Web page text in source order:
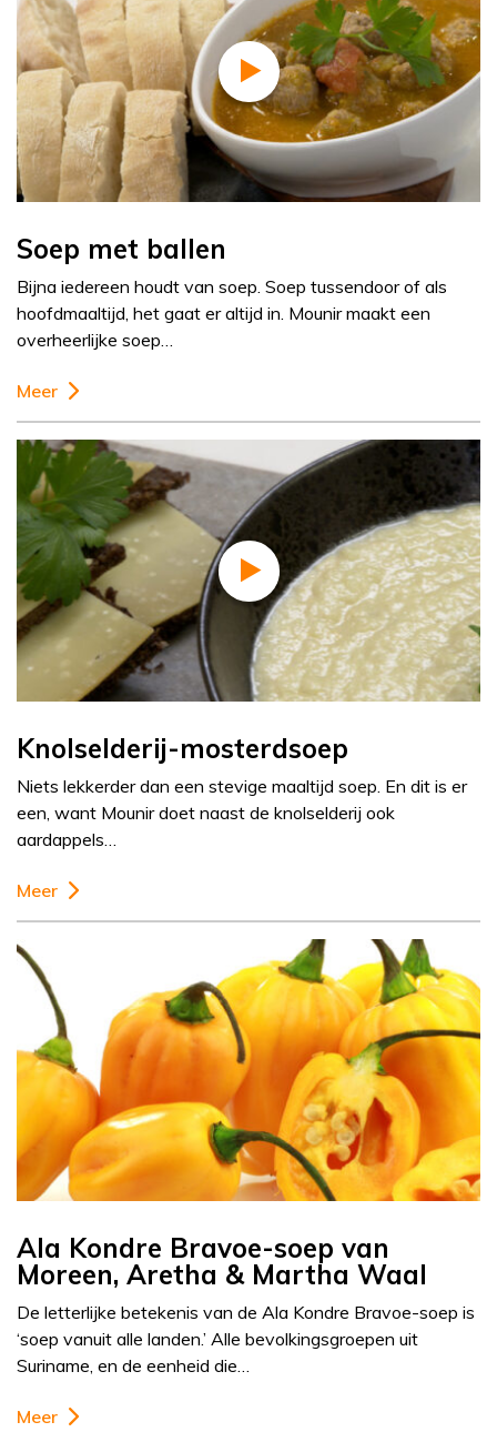
Soep met ballen
Bijna iedereen houdt van soep. Soep tussendoor of als
hoofdmaaltijd, het gaat er altijd in. Mounir maakt een
overheerlijke soep…
Meer
Knolselderij-mosterdsoep
Niets lekkerder dan een stevige maaltijd soep. En dit is er
een, want Mounir doet naast de knolselderij ook
aardappels…
Meer
Ala Kondre Bravoe-soep van
Moreen, Aretha & Martha Waal
De letterlijke betekenis van de Ala Kondre Bravoe-soep is
‘soep vanuit alle landen.’ Alle bevolkingsgroepen uit
Suriname, en de eenheid die…
Meer